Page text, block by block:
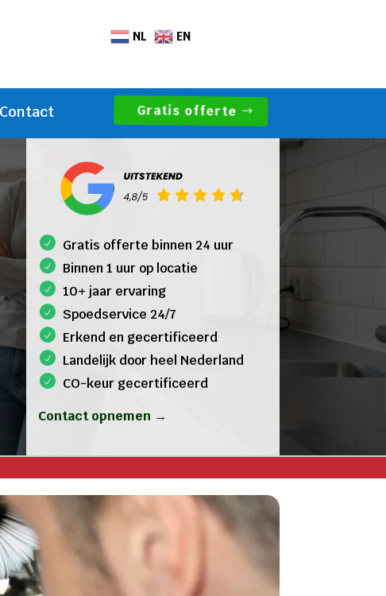
NL EN
Contact Gratis offerte
Gratis offerte binnen 24 uur
Binnen 1 uur op locatie
10+ jaar ervaring
Spoedservice 24/7
Erkend en gecertificeerd
Landelijk door heel Nederland
CO-keur gecertificeerd
Contact opnemen →